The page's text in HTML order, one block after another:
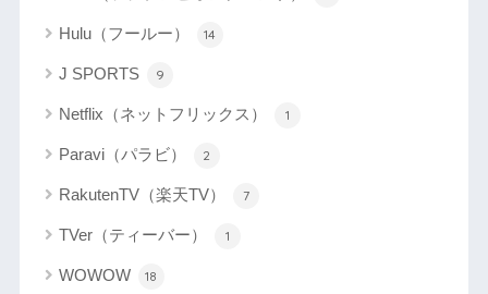
Hulu（フールー） 14
J SPORTS 9
Netflix（ネットフリックス） 1
Paravi（パラビ） 2
RakutenTV（楽天TV） 7
TVer（ティーバー） 1
WOWOW 18